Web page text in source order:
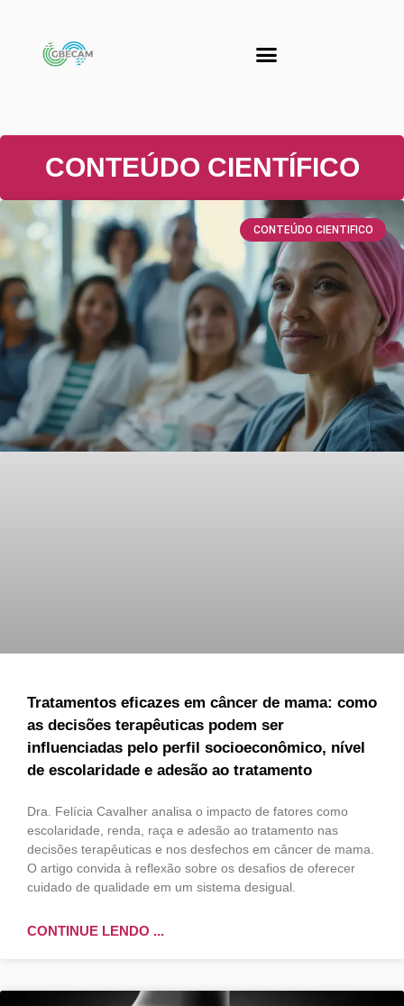
CONTEÚDO CIENTÍFICO
CONTEÚDO CIENTIFICO
Tratamentos eficazes em câncer de mama: como
as decisões terapêuticas podem ser
influenciadas pelo perfil socioeconômico, nível
de escolaridade e adesão ao tratamento
Dra. Felícia Cavalher analisa o impacto de fatores como
escolaridade, renda, raça e adesão ao tratamento nas
decisões terapêuticas e nos desfechos em câncer de mama.
O artigo convida à reflexão sobre os desafios de oferecer
cuidado de qualidade em um sistema desigual.
CONTINUE LENDO ...